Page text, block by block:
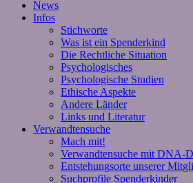
News
Infos
Stichworte
Was ist ein Spenderkind
Die Rechtliche Situation
Psychologisches
Psychologische Studien
Ethische Aspekte
Andere Länder
Links und Literatur
Verwandtensuche
Mach mit!
Verwandtensuche mit DNA-
Entstehungsorte unserer
Suchprofile Spenderkinder